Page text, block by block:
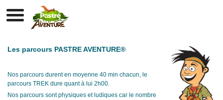
Les parcours PASTRE AVENTURE®
Nos parcours durent en moyenne 40 min chacun, le
parcours TREK dure quant à lui 2h00.
Nos parcours sont physiques et ludiques car le nombre